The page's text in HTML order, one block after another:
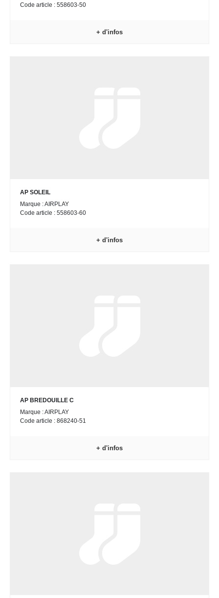
Code article : 558603-50
+ d'infos
AP SOLEIL
Marque : AIRPLAY
Code article : 558603-60
+ d'infos
AP BREDOUILLE C
Marque : AIRPLAY
Code article : 868240-51
+ d'infos